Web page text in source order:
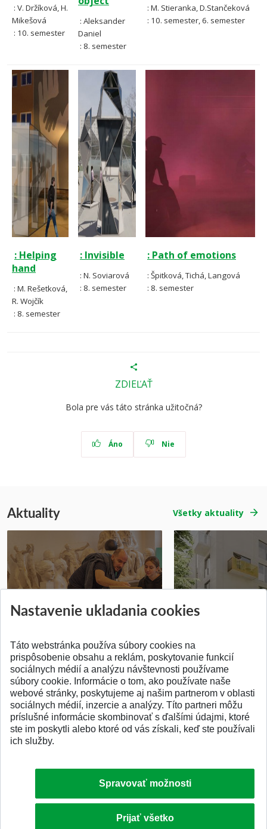
: V. Držíková, H.
Mikešová
: 10. semester
: Aleksander
Daniel
: 8. semester
: M. Stieranka, D.Stančeková
: 10. semester, 6. semester
: Helping
hand
: M. Rešetková,
R. Wojčík
: 8. semester
: Invisible
: N. Soviarová
: 8. semester
: Path of emotions
: Špitková, Tichá, Langová
: 8. semester
ZDIEĽAŤ
Bola pre vás táto stránka užitočná?
Áno Nie
Aktuality Všetky aktuality
Pridané 14.07.2026 Pridané 03.07.2026
SPÄŤ NA VRCH
Nastavenie ukladania cookies
Táto webstránka používa súbory cookies na
prispôsobenie obsahu a reklám, poskytovanie funkcií
sociálnych médií a analýzu návštevnosti používame
súbory cookie. Informácie o tom, ako používate naše
webové stránky, poskytujeme aj našim partnerom v oblasti
sociálnych médií, inzercie a analýzy. Títo partneri môžu
príslušné informácie skombinovať s ďalšími údajmi, ktoré
ste im poskytli alebo ktoré od vás získali, keď ste používali
ich služby.
Spravovať možnosti
Prijať všetko